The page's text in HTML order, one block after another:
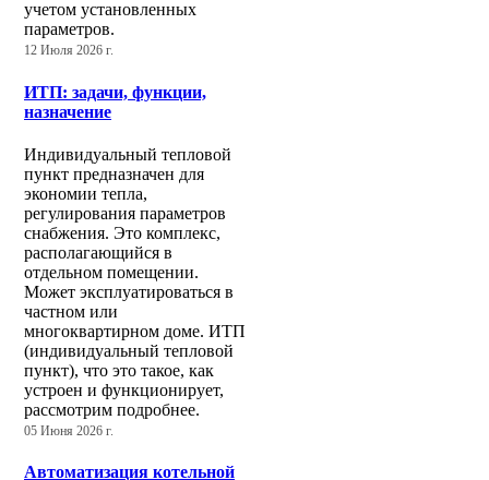
учетом установленных
параметров.
12 Июля 2026 г.
ИТП: задачи, функции,
назначение
Индивидуальный тепловой
пункт предназначен для
экономии тепла,
регулирования параметров
снабжения. Это комплекс,
располагающийся в
отдельном помещении.
Может эксплуатироваться в
частном или
многоквартирном доме. ИТП
(индивидуальный тепловой
пункт), что это такое, как
устроен и функционирует,
рассмотрим подробнее.
05 Июня 2026 г.
Автоматизация котельной